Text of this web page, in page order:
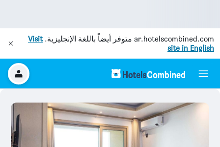
ar.hotelscombined.com متوفر أيضاً باللغة الإنجليزية.Visit
site in English